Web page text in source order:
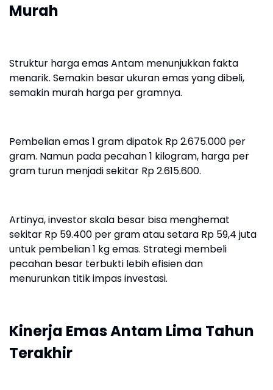
Murah
Struktur harga emas Antam menunjukkan fakta
menarik. Semakin besar ukuran emas yang dibeli,
semakin murah harga per gramnya.
Pembelian emas 1 gram dipatok Rp 2.675.000 per
gram. Namun pada pecahan 1 kilogram, harga per
gram turun menjadi sekitar Rp 2.615.600.
Artinya, investor skala besar bisa menghemat
sekitar Rp 59.400 per gram atau setara Rp 59,4 juta
untuk pembelian 1 kg emas. Strategi membeli
pecahan besar terbukti lebih efisien dan
menurunkan titik impas investasi.
Kinerja Emas Antam Lima Tahun
Terakhir